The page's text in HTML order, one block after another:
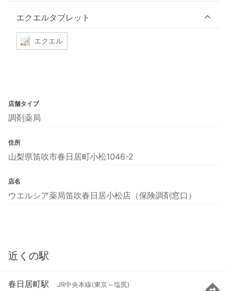
エクエルタブレット
エクエル
店舗タイプ
調剤薬局
住所
山梨県笛吹市春日居町小松1046-2
店名
ウエルシア薬局笛吹春日居小松店（保険調剤窓口）
近くの駅
春日居町駅 JR中央本線(東京～塩尻)